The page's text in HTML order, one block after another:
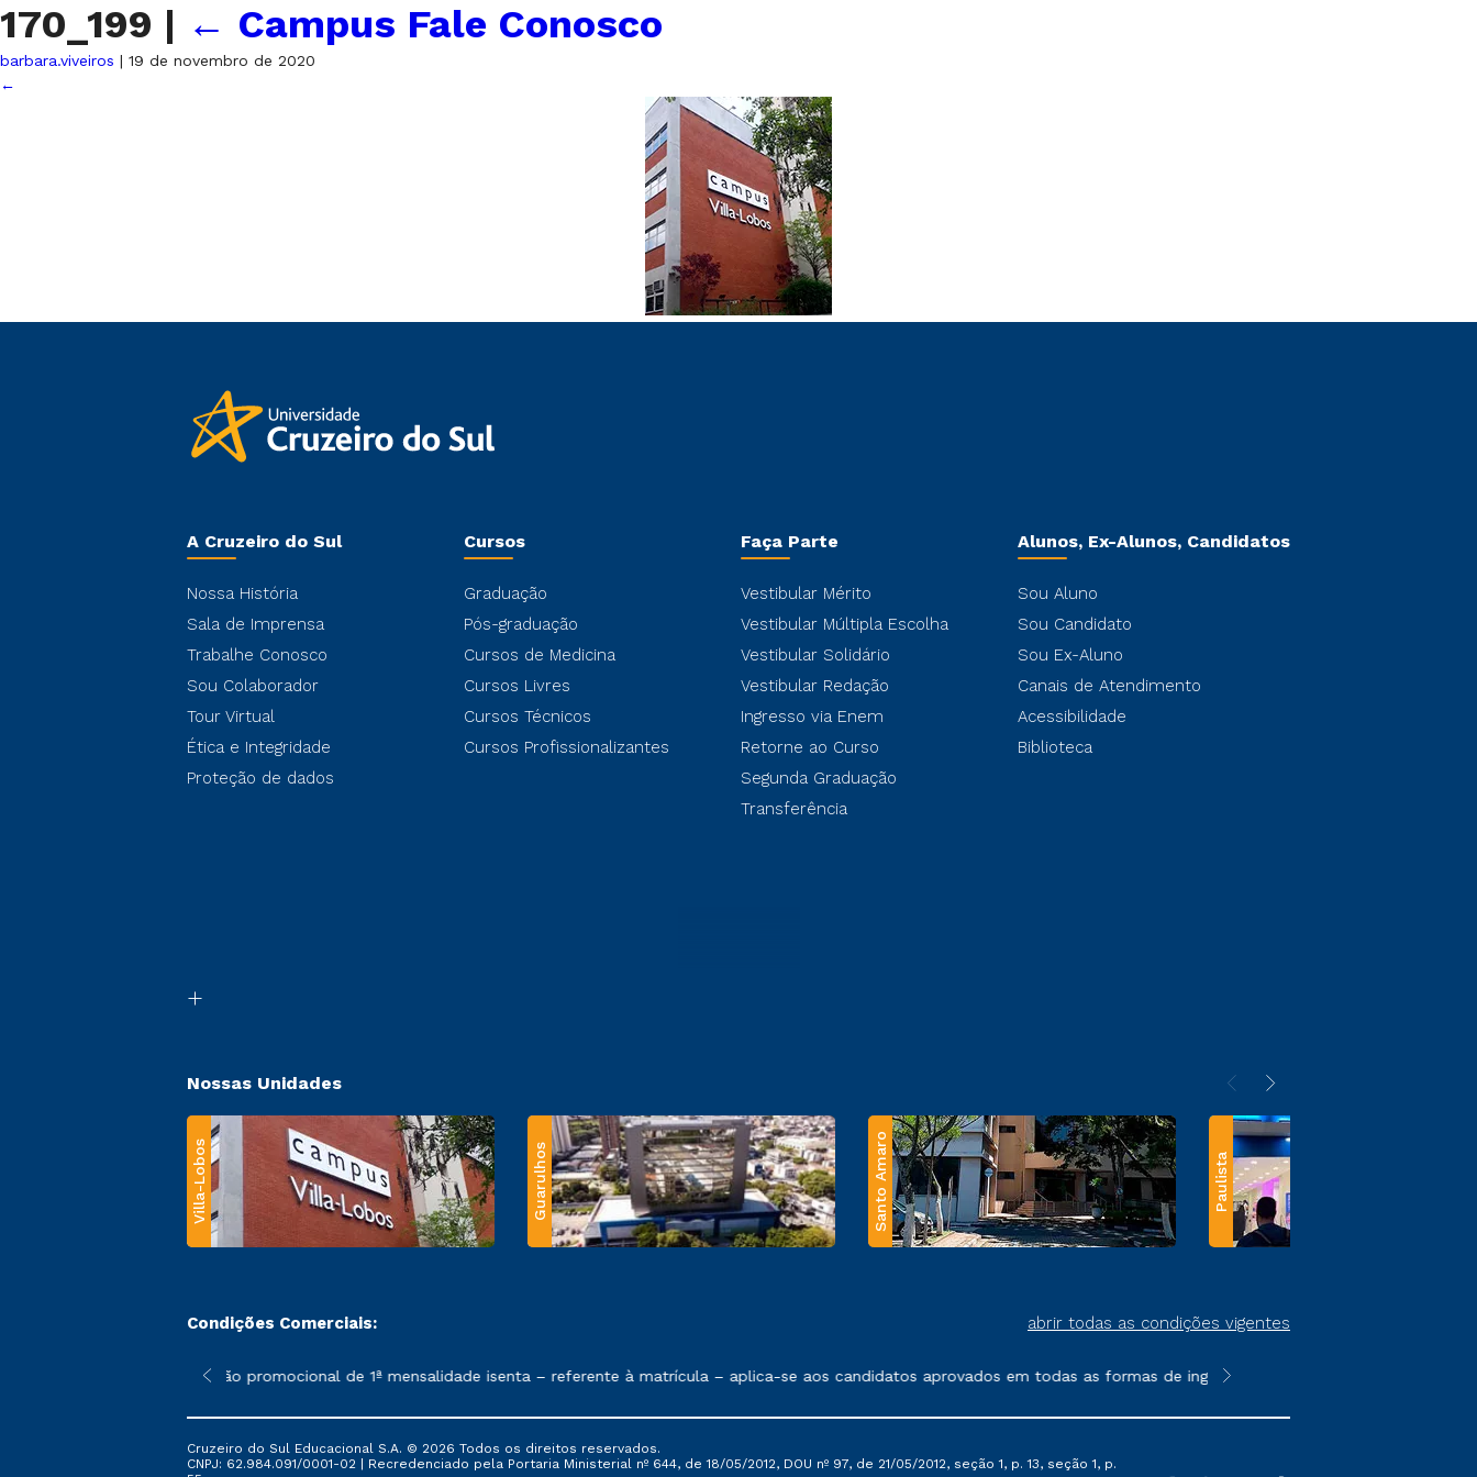
170_199 | ← Campus Fale Conosco
barbara.viveiros | 19 de novembro de 2020
←
A Cruzeiro do Sul
Nossa História
Sala de Imprensa
Trabalhe Conosco
Sou Colaborador
Tour Virtual
Ética e Integridade
Proteção de dados
Cursos
Graduação
Pós-graduação
Cursos de Medicina
Cursos Livres
Cursos Técnicos
Cursos Profissionalizantes
Faça Parte
Vestibular Mérito
Vestibular Múltipla Escolha
Vestibular Solidário
Vestibular Redação
Ingresso via Enem
Retorne ao Curso
Segunda Graduação
Transferência
Alunos, Ex-Alunos, Candidatos
Sou Aluno
Sou Candidato
Sou Ex-Aluno
Canais de Atendimento
Acessibilidade
Biblioteca
Nossas Unidades
Villa-Lobos Guarulhos Santo Amaro Paulista
Condições Comerciais: abrir todas as condições vigentes
sofrer alterações nos períodos de rematrícula conforme exposto no contrato de prestação de serviços.
*A condição promocional de 1ª mensalidade isenta – referente à matrícula – aplica-se aos candidatos aprovados em todas as formas de ingresso, exceto na prova on-line
**Semipresencial e EAD são
Cruzeiro do Sul Educacional S.A. © 2026 Todos os direitos reservados.
CNPJ: 62.984.091/0001-02 | Recredenciado pela Portaria Ministerial nº 644, de 18/05/2012, DOU nº 97, de 21/05/2012, seção 1, p. 13, seção 1, p.